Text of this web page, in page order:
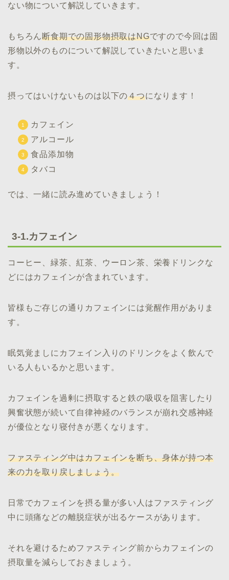
ない物について解説していきます。
もちろん断食期での固形物摂取はNGですので今回は固
形物以外のものについて解説していきたいと思いま
す。
摂ってはいけないものは以下の４つになります！
カフェイン
アルコール
食品添加物
タバコ
では、一緒に読み進めていきましょう！
3-1.カフェイン
コーヒー、緑茶、紅茶、ウーロン茶、栄養ドリンクな
どにはカフェインが含まれています。
皆様もご存じの通りカフェインには覚醒作用がありま
す。
眠気覚ましにカフェイン入りのドリンクをよく飲んで
いる人もいるかと思います。
カフェインを過剰に摂取すると鉄の吸収を阻害したり
興奮状態が続いて自律神経のバランスが崩れ交感神経
が優位となり寝付きが悪くなります。
ファスティング中はカフェインを断ち、身体が持つ本
来の力を取り戻しましょう。
日常でカフェインを摂る量が多い人はファスティング
中に頭痛などの離脱症状が出るケースがあります。
それを避けるためファスティング前からカフェインの
摂取量を減らしておきましょう。